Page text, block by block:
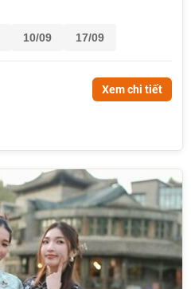
10/09 17/09
Xem chi tiết